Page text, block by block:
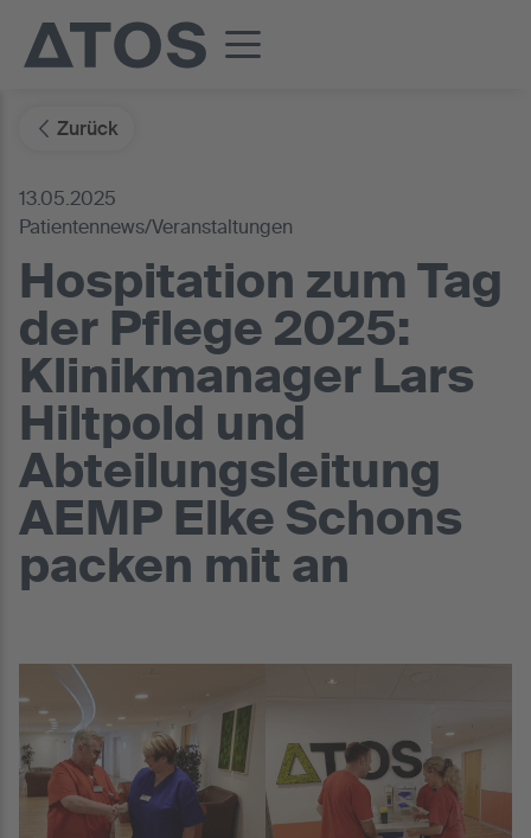
Zurück
13.05.2025
Patientennews/Veranstaltungen
Hospitation zum Tag
der Pflege 2025:
Klinikmanager Lars
Hiltpold und
Abteilungsleitung
AEMP Elke Schons
packen mit an